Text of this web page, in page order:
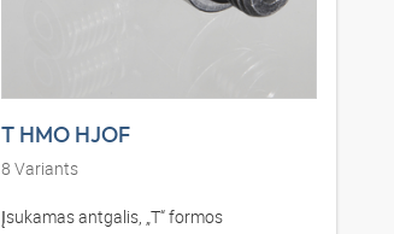
T HMO HJOF
8 Variants
Įsukamas antgalis, „T“ formos